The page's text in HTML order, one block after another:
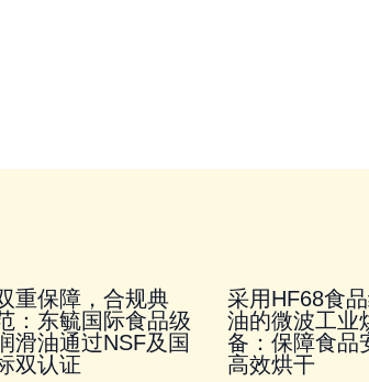
重保障，合规典
：东毓国际食品级
滑油通过NSF及国
双认证
采用HF68食
油的微波工业
备：保障食品
高效烘干